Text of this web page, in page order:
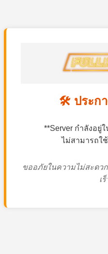
🛠️ ประก
**Server กำลังอยู่
ไม่สามารถใ
ขออภัยในความไม่สะดว
เ